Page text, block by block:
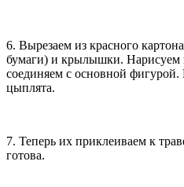
6. Вырезаем из красного
бумаги) и крылышки. Нарисуем
соединяем с основной
цыплята.
7. Теперь их приклеиваем к
готова.